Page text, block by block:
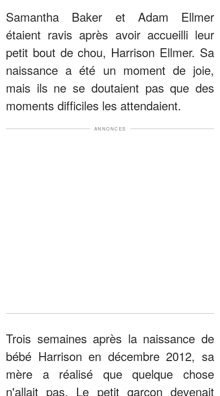
Samantha Baker et Adam Ellmer
étaient ravis après avoir accueilli leur
petit bout de chou, Harrison Ellmer. Sa
naissance a été un moment de joie,
mais ils ne se doutaient pas que des
moments difficiles les attendaient.
ANNONCES
Trois semaines après la naissance de
bébé Harrison en décembre 2012, sa
mère a réalisé que quelque chose
n'allait pas. Le petit garçon devenait